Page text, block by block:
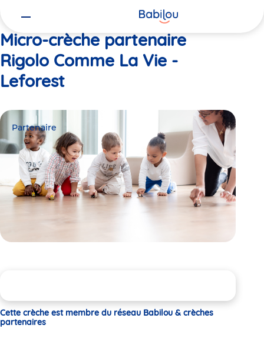
Micro-crèche partenaire
Rigolo Comme La Vie -
Leforest
Partenaire
Cette crèche est membre du réseau Babilou & crèches
partenaires